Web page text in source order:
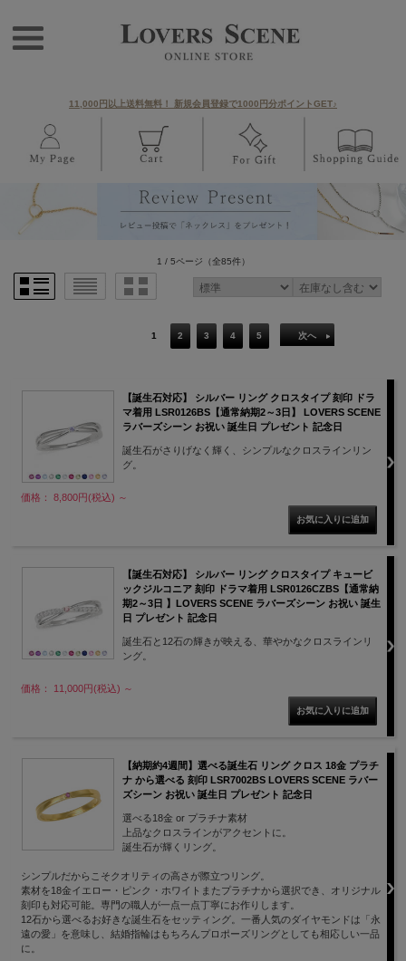
11,000円以上送料無料！ 新規会員登録で1000円分ポイントGET♪
1 / 5ページ （全85件）
1 2 3 4 5 次へ
【誕生石対応】 シルバー リング クロスタイプ 刻印 ドラ
マ着用 LSR0126BS【通常納期2～3日】 LOVERS SCENE
ラバーズシーン お祝い 誕生日 プレゼント 記念日
誕生石がさりげなく輝く、シンプルなクロスラインリン
グ。
価格： 8,800円(税込) ～
【誕生石対応】 シルバー リング クロスタイプ キュービ
ックジルコニア 刻印 ドラマ着用 LSR0126CZBS【通常納
期2～3日 】LOVERS SCENE ラバーズシーン お祝い 誕生
日 プレゼント 記念日
誕生石と12石の輝きが映える、華やかなクロスラインリ
ング。
価格： 11,000円(税込) ～
【納期約4週間】選べる誕生石 リング クロス 18金 プラチ
ナ から選べる 刻印 LSR7002BS LOVERS SCENE ラバー
ズシーン お祝い 誕生日 プレゼント 記念日
選べる18金 or プラチナ素材
上品なクロスラインがアクセントに。
誕生石が輝くリング。
シンプルだからこそクオリティの高さが際立つリング。
素材を18金イエロー・ピンク・ホワイトまたプラチナから選択でき、オリジナル
刻印も対応可能。専門の職人が一点一点丁寧にお作りします。
12石から選べるお好きな誕生石をセッティング。一番人気のダイヤモンドは「永
遠の愛」を意味し、結婚指輪はもちろんプロポーズリングとしても相応しい一品
に。